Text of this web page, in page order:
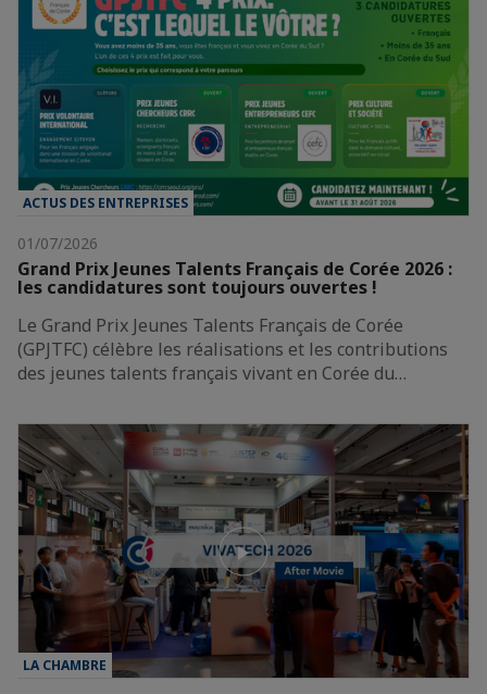
ACTUS DES ENTREPRISES
01/07/2026
Grand Prix Jeunes Talents Français de Corée 2026 :
les candidatures sont toujours ouvertes !
Le Grand Prix Jeunes Talents Français de Corée
(GPJTFC) célèbre les réalisations et les contributions
des jeunes talents français vivant en Corée du…
LA CHAMBRE